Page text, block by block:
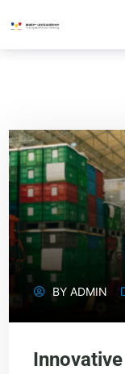
BYADMIN
Innovative